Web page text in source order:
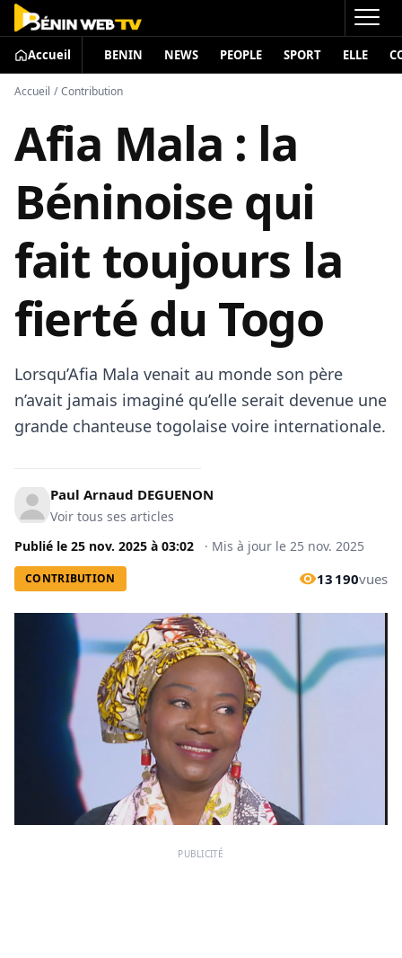
Accueil BENIN NEWS PEOPLE SPORT ELLE
Accueil / Contribution
Afia Mala : la
Béninoise qui
fait toujours la
fierté du Togo
Lorsqu’Afia Mala venait au monde son père
n’avait jamais imaginé qu’elle serait devenue une
grande chanteuse togolaise voire internationale.
Paul Arnaud DEGUENON
Voir tous ses articles
Publié le 25 nov. 2025 à 03:02 · Mis à jour le 25 nov. 2025
CONTRIBUTION 13 190vues
PUBLICITÉ